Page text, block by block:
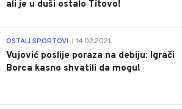
ali je u duši ostalo Titovo!
OSTALI SPORTOVI 14.02.2021.
Vujović poslije poraza na debiju: Igrači
Borca kasno shvatili da mogu!